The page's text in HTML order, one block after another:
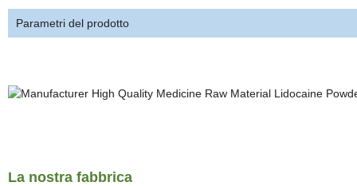
Parametri del prodotto
La nostra fabbrica